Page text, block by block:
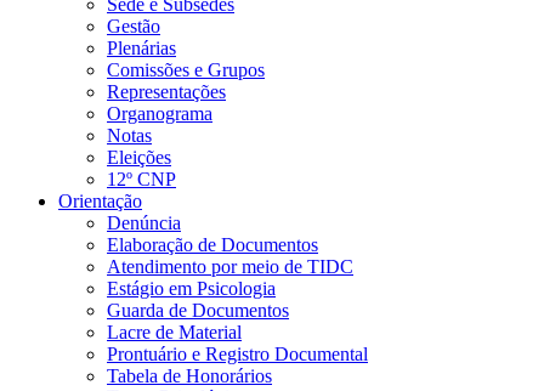
Sede e Subsedes
Gestão
Plenárias
Comissões e Grupos
Representações
Organograma
Notas
Eleições
12º CNP
Orientação
Denúncia
Elaboração de Documentos
Atendimento por meio de TIDC
Estágio em Psicologia
Guarda de Documentos
Lacre de Material
Prontuário e Registro Documental
Tabela de Honorários